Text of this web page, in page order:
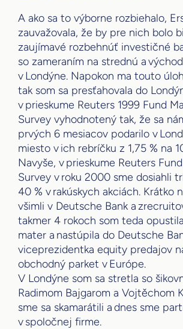
A ako sa to výborne rozbiehalo,
zauvažovala, že by pre nich bolo
zaujímavé rozbehnúť investičné
so zameraním na strednú a
v Londýne. Napokon ma touto
tak som sa presťahovala do
v prieskume Reuters 1999 Fund
Survey vyhodnotený tak, že sa
prvých 6 mesiacov podarilo v
miesto v ich rebríčku z 1,75 % na
Navyše, v prieskume Reuters Fund
Survey v roku 2000 sme dosiahli
40 % v rakúskych akciách. Krátko
všimli v Deutsche Bank a
takmer 4 rokoch som teda
mater a nastúpila do Deutsche
viceprezidentka equity predajov
obchodný parket v Európe.
V Londýne som sa stretla so
Radimom Bajgarom a Vojtěchom
sme sa skamarátili a dnes sme
v spoločnej firme.